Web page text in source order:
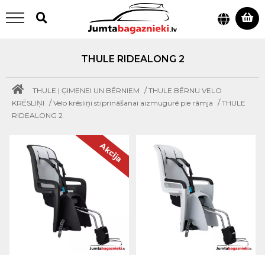
THULE RIDEALONG 2
THULE | ĢIMENEI UN BĒRNIEM /THULE BĒRNU VELO
KRĒSLIŅI /Velo krēsliņi stiprināšanai aizmugurē pie rāmja /THULE
RIDEALONG 2
Akcija